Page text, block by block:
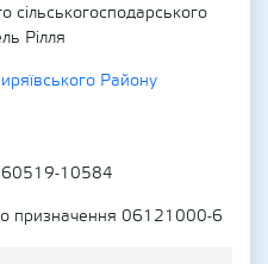
Рілля
Району
10584
призначення 06121000-6